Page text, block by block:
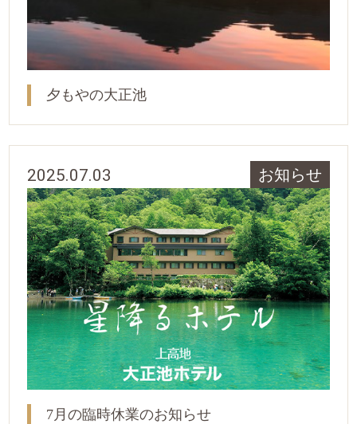
夕もやの大正池
2025.07.03 お知らせ
7月の臨時休業のお知らせ